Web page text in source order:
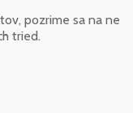
pozrime sa na ne
tried.